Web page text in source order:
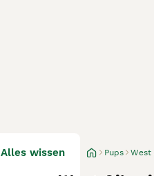
Alles wissen Pups West